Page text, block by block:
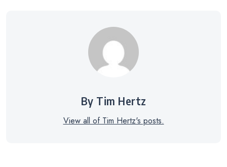
By Tim Hertz
View all of Tim Hertz's posts.